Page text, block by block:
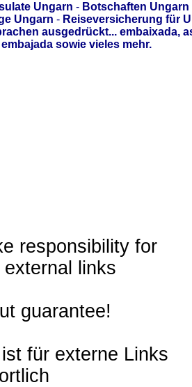
Ungarn - Botschaften Ungarn
Ungarn - Reiseversicherung für
ausgedrückt...
sowie vieles mehr.
responsibility for
links
guarantee!
für externe Links